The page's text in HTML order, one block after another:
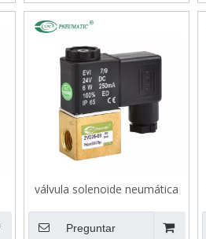
válvula solenoide neumática
2v 02508
Preguntar